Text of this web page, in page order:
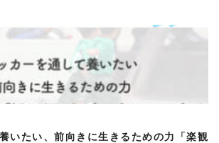
いたい、前向きに生きるための力「楽観